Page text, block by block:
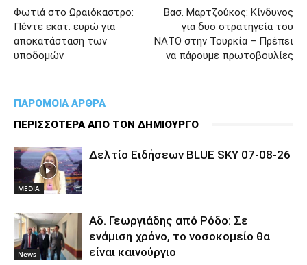
Φωτιά στο Ωραιόκαστρο:
Πέντε εκατ. ευρώ για
αποκατάσταση των
υποδομών
Βασ. Μαρτζούκος: Κίνδυνος
για δυο στρατηγεία του
ΝΑΤΟ στην Τουρκία – Πρέπει
να πάρουμε πρωτοβουλίες
ΠΑΡΟΜΟΙΑ ΑΡΘΡΑ
ΠΕΡΙΣΣΟΤΕΡΑ ΑΠΟ ΤΟΝ ΔΗΜΙΟΥΡΓΟ
MEDIA
Δελτίο Ειδήσεων BLUE SKY 07-08-26
News
Αδ. Γεωργιάδης από Ρόδο: Σε
ενάμιση χρόνο, το νοσοκομείο θα
είναι καινούργιο